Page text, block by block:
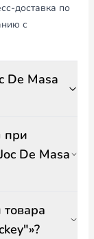
доставка по
с
De Masa
при
De Masa